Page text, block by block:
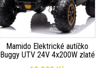
Mamido Elektrické autíčko
Buggy UTV 24V 4x200W zlaté